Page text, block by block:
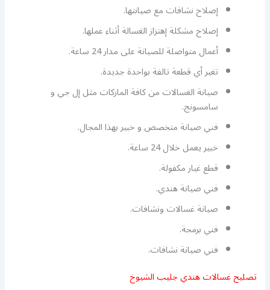
إصلاح نشافات مع صيانتها.
إصلاح مشكلة إهتزاز الغسالة أثناء عملها.
أعمال متواصلة للصيانة على مدار 24 ساعة.
تغير أي قطعة تالفة بواحدة جديدة.
صيانة الغسالات من كافة الماركات مثل إل جي و
سامسونج.
فني صيانة متخصص و خبير بهذا المجال.
خبير يعمل خلال 24 ساعة.
قطع غيار مكفولة.
فني صيانة هندي.
صيانة غسالات ونشافات.
فني برمجة.
فني صيانة نشافات.
تصليح غسالات هندي جليب الشيوخ